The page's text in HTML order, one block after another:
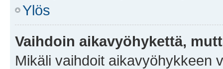
Ylös
Vaihdoin aikavyöhykettä,
Mikäli vaihdoit aikavyöhykkeen